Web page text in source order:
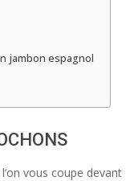
jambon espagnol
vous coupe devant